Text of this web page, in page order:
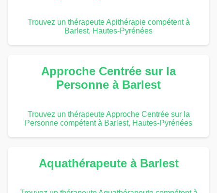
Trouvez un thérapeute Apithérapie compétent à
Barlest, Hautes-Pyrénées
Approche Centrée sur la
Personne à Barlest
Trouvez un thérapeute Approche Centrée sur la
Personne compétent à Barlest, Hautes-Pyrénées
Aquathérapeute à Barlest